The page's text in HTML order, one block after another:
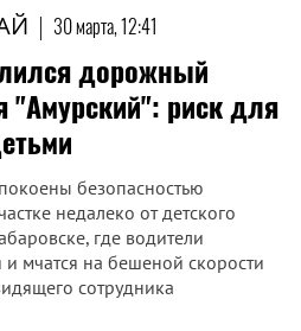
| 30 марта, 12:41
дорожный
"Амурский": риск для
безопасностью
недалеко от детского
где водители
мчатся на бешеной скорости
сотрудника